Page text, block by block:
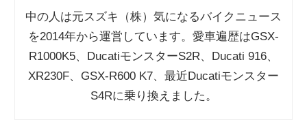
中の人は元スズキ（株）気になるバイクニュース
を2014年から運営しています。愛車遍歴はGSX-
R1000K5、DucatiモンスターS2R、Ducati 916、
XR230F、GSX-R600 K7、最近Ducatiモンスター
S4Rに乗り換えました。